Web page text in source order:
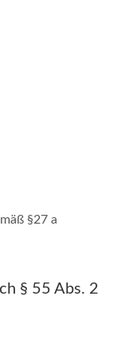
§27 a
§ 55 Abs. 2